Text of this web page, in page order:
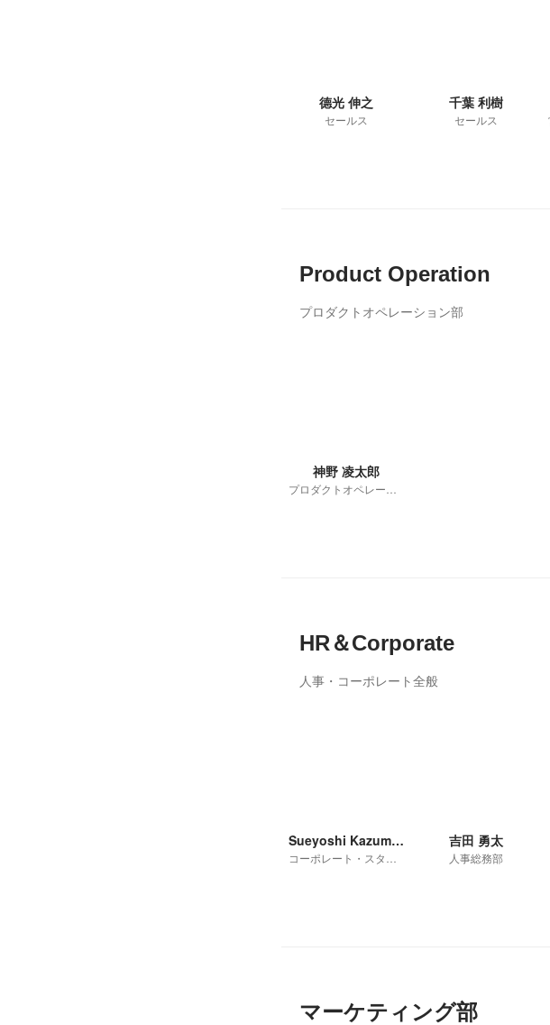
德光 伸之
セールス
千葉 利樹
セールス
Product Operation
プロダクトオペレーション部
神野 凌太郎
HR＆Corporate
人事・コーポレート全般
Sueyoshi Kazumasa 吉田 勇太
人事総務部
マーケティング部